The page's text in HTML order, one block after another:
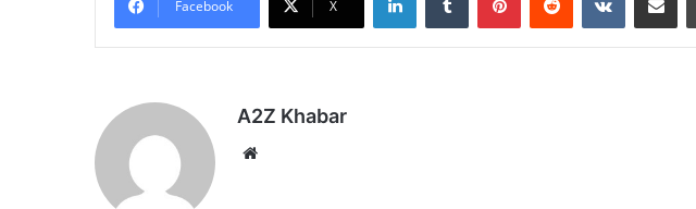
Facebook X
A2Z Khabar